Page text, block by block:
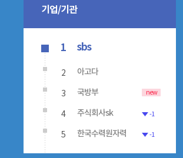
기업/기관
1 sbs
2 아고다
3 국방부 new
4 주식회사sk -1
5 한국수력원자력 -1